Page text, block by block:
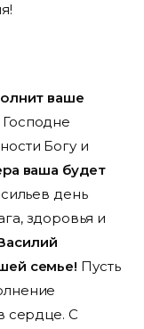
ваше
Богу и
ваша будет
день
здоровья и
семье! Пусть
сердце. С